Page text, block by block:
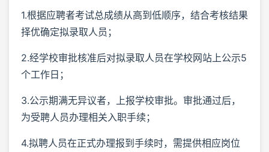
1.根据应聘者考试总成绩从高到低顺序，结合考核结果
择优确定拟录取人员；
2.经学校审批核准后对拟录取人员在学校网站上公示5
个工作日；
3.公示期满无异议者，上报学校审批。审批通过后，
为受聘人员办理相关入职手续；
4.拟聘人员在正式办理报到手续时，需提供相应岗位